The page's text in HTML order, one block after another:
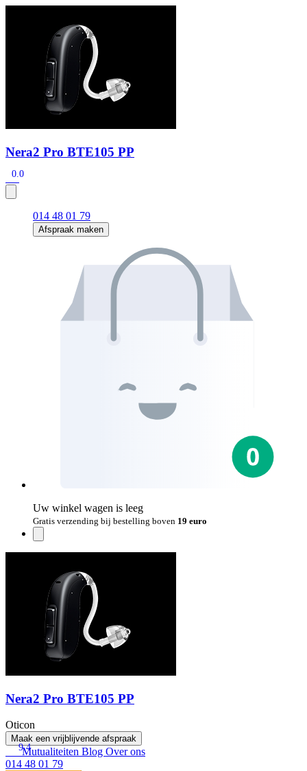
Snel zoeken
Hoorapparaatbatterijen
ReSound Vivia
Oticon Intent Signia SilkFilters
Oticon Intent 1 - Oplaadbaar
Nera2 Pro BTE105 PP
0.0
014 48 01 79
Afspraak maken
Uw winkel wagen is leeg
Gratis verzending bij bestelling boven 19 euro
Nera2 Pro BTE105 PP
Oticon
Maak een vrijblijvende afspraak
9.4
Mutualiteiten Blog Over ons
014 48 01 79